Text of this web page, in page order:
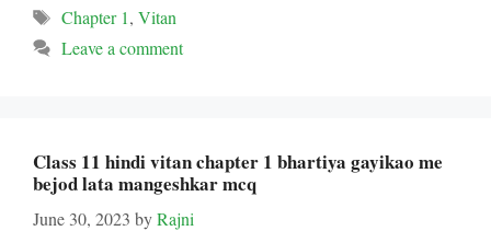
Tags
Chapter 1, Vitan
Leave a comment
Class 11 hindi vitan chapter 1 bhartiya gayikao me
bejod lata mangeshkar mcq
June 30, 2023 byRajni